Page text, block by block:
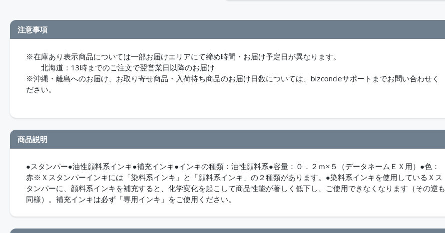
注意事項
※在庫あり表示商品については一部お届けエリアにて締め時間・お届け予定日が異なります。
北海道：13時までのご注文で翌営業日以降のお届け
※沖縄・離島へのお届け、お取り寄せ商品・入荷待ち商品のお届け日数については、bizconcieサポートまでお問い合わせく
ださい。
商品説明
●スタンパー●油性顔料系インキ●補充インキ●インキの種類：油性顔料系●容量：０．２ｍ×５（データネームＥＸ用）●色：
赤※Ｘスタンパーインキには「染料系インキ」と「顔料系インキ」の２種類があります。●染料系インキを使用しているＸス
タンパーに、顔料系インキを補充すると、化学変化を起こして商品性能が著しく低下し、ご使用できなくなります（その逆も
同様）。補充インキは必ず「専用インキ」をご使用ください。